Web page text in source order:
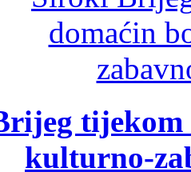
tijekom
kulturno-